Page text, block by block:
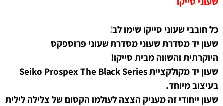
כל חובבי שעוני סייקו שימו לב!
שעון יד מסדרת שעוני מסדרת שעוני פרוספקס
היוקרתית והשווה מבית סייקו!
שעון יד מקולקציית Seiko Prospex The Black Series
בעיצוב מיוחד.
שעון ייחודי זה מעניק הצצה לעולמו הקסום של צלילה לילית